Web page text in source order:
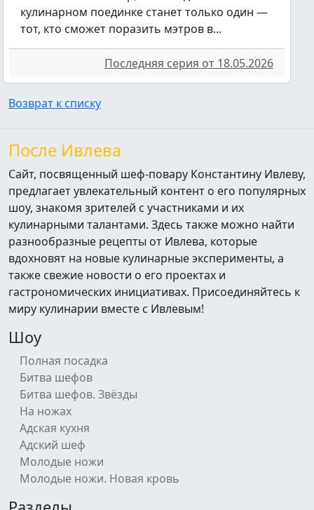
кулинарном поединке станет только один —
тот, кто сможет поразить мэтров в...
Последняя серия от 18.05.2026
Возврат к списку
После Ивлева
Сайт, посвященный шеф-повару Константину Ивлеву,
предлагает увлекательный контент о его популярных
шоу, знакомя зрителей с участниками и их
кулинарными талантами. Здесь также можно найти
разнообразные рецепты от Ивлева, которые
вдохновят на новые кулинарные эксперименты, а
также свежие новости о его проектах и
гастрономических инициативах. Присоединяйтесь к
миру кулинарии вместе с Ивлевым!
Шоу
Полная посадка
Битва шефов
Битва шефов. Звёзды
На ножах
Адская кухня
Адский шеф
Молодые ножи
Молодые ножи. Новая кровь